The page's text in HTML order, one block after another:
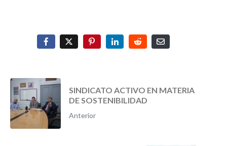
SINDICATO ACTIVO EN MATERIA
DE SOSTENIBILIDAD
Anterior